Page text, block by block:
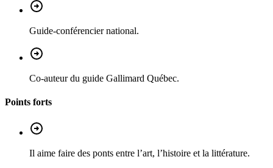
Guide-conférencier national.
Co-auteur du guide Gallimard Québec.
Points forts
Il aime faire des ponts entre l’art, l’histoire et la littérature.